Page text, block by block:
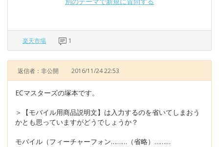
楽天市場 1
返信者：非公開 2016/11/24 22:53
ECマスターズの塚本です。
＞【モバイル用商品説明文】は入力するのを省いてしまおう
かとも思っていますがどうでしょうか？
モバイル（フィーチャーフォン………（省略）………